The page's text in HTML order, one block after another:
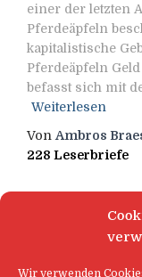
Wir verwenden
einer der letzten
Pferdeäpfeln
kapitalistische
Pferdeäpfeln
befasst sich mit
Weiterlesen
Von Ambros
228 Leserbriefe